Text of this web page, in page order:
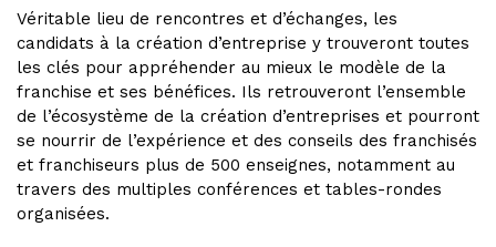
Véritable lieu de rencontres et d’échanges, les
candidats à la création d’entreprise y trouveront toutes
les clés pour appréhender au mieux le modèle de la
franchise et ses bénéfices. Ils retrouveront l’ensemble
de l’écosystème de la création d’entreprises et pourront
se nourrir de l’expérience et des conseils des franchisés
et franchiseurs plus de 500 enseignes, notamment au
travers des multiples conférences et tables-rondes
organisées.